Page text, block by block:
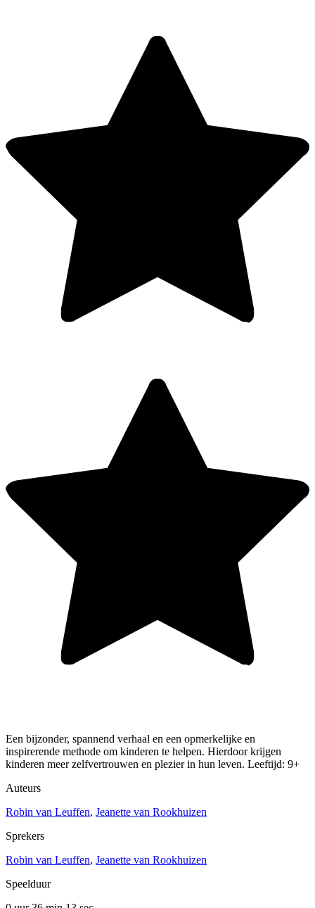
Een bijzonder, spannend verhaal en een opmerkelijke en
inspirerende methode om kinderen te helpen. Hierdoor krijgen
kinderen meer zelfvertrouwen en plezier in hun leven. Leeftijd: 9+
Auteurs
Robin van Leuffen, Jeanette van Rookhuizen
Sprekers
Robin van Leuffen, Jeanette van Rookhuizen
Speelduur